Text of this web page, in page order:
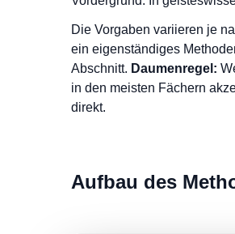
Die Vorgaben variieren je
ein eigenständiges
Abschnitt. Daumenregel:
in den meisten Fächern
direkt.
Aufbau des